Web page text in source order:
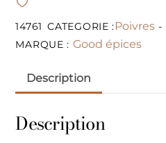
14761 CATEGORIE :Poivres -
MARQUE : Good épices
Description
Description